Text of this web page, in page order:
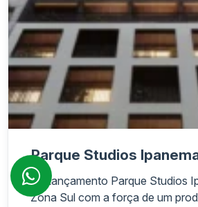
Parque Studios
O Lançamento Parque Studios
Zona Sul com a força de um